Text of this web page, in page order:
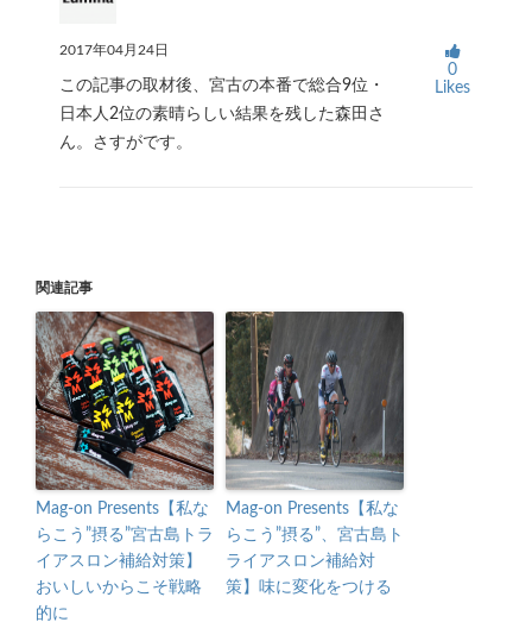
2017年04月24日
この記事の取材後、宮古の本番で総合9位・
日本人2位の素晴らしい結果を残した森田さ
ん。さすがです。
0
Likes
関連記事
Mag-on Presents【私な
らこう”摂る”宮古島トラ
イアスロン補給対策】
おいしいからこそ戦略
的に
Mag-on Presents【私な
らこう”摂る”、宮古島ト
ライアスロン補給対
策】味に変化をつける